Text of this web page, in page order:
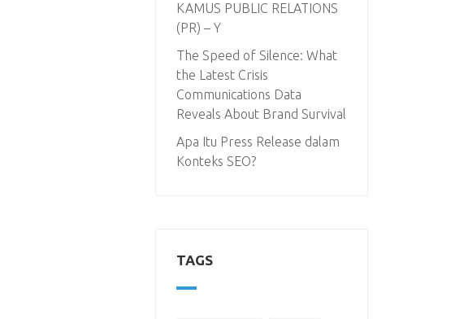
KAMUS PUBLIC RELATIONS
(PR) – Y
The Speed of Silence: What
the Latest Crisis
Communications Data
Reveals About Brand Survival
Apa Itu Press Release dalam
Konteks SEO?
TAGS